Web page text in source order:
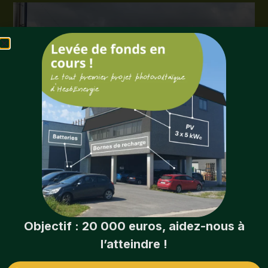
Consommation de bois : 1937 m³ par an
Objectif : 20 000 euros, aidez-nous à
l’atteindre !